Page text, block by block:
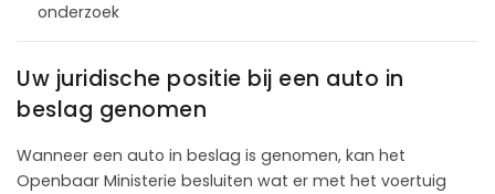
onderzoek
Uw juridische positie bij een auto in
beslag genomen
Wanneer een auto in beslag is genomen, kan het
Openbaar Ministerie besluiten wat er met het voertuig